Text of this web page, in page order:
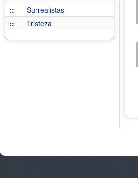
::
Surrealistas
::
Tristeza